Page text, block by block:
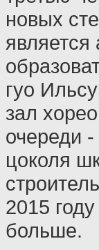
новых
гуо
зал
очереди
цоколя
2015
больше.